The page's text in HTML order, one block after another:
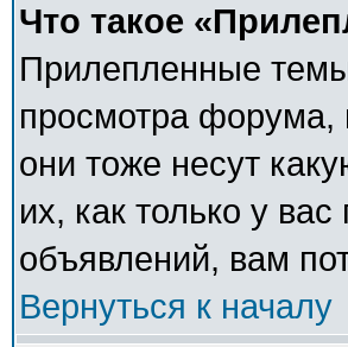
Что такое
Прилепленные
просмотра форума,
они тоже несут
их, как только у
объявлений, вам
Вернуться к началу